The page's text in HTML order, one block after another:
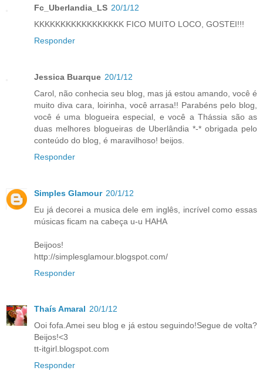
Fc_Uberlandia_LS 20/1/12
KKKKKKKKKKKKKKKKK FICO MUITO LOCO, GOSTEI!!!
Responder
Jessica Buarque 20/1/12
Carol, não conhecia seu blog, mas já estou amando, você é
muito diva cara, loirinha, você arrasa!! Parabéns pelo blog,
você é uma blogueira especial, e você a Thássia são as
duas melhores blogueiras de Uberlândia *-* obrigada pelo
conteúdo do blog, é maravilhoso! beijos.
Responder
Simples Glamour 20/1/12
Eu já decorei a musica dele em inglês, incrível como essas
músicas ficam na cabeça u-u HAHA
Beijoos!
http://simplesglamour.blogspot.com/
Responder
Thaís Amaral 20/1/12
Ooi fofa.Amei seu blog e já estou seguindo!Segue de volta?
Beijos!<3
tt-itgirl.blogspot.com
Responder